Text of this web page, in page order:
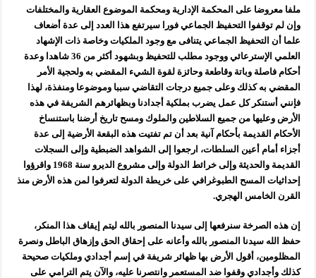
ملفا معروضا على المحكمة الإدارية ومحكمة الموضوع العقارية والمختلفات
وإن لم توقفوا التحفيظ الجماعي فورا سيرتفع هذا العدد إلى عدة أضعاف
علما أن التحفيظ الجماعي يتنافى مع وجود الملكيات وخاصة ذات الإشهاد
العلمي الإسترعائي ووجود مطلب للتحفيظ وبشهود أكثر من 36 شاهدا وعدة
أحكام فاصلة وباتة وقاطعة وحائزة لقوة الشيء المقضي به ولحجية الأمر
المقضي به كذلك وعلى جميع درجات التقاضي سببا وموضوعا ومنفذة، لهذا
فإنني أستنكر كل عمل يضرب بملكية أجدادنا وبظهائرهم الشريفة في هذه
الأرض وعليها من جميع السلاطين والملوك ومسح تاريخ أرضنا باستنساخ
الأحكام القديمة بأحكام آنية بعد أن تم تفتيت هذه البقعة الأرضية إلى عدة
أجزاء أمام أعين السلطات، ارجعوا إلى الشواهد الضبطية وإلى السجلات
القديمة والحديثة وإلى خرائط الدولة وإلى مشروع الديرو سنة 1968 واقرؤوا
إحداثيات المسح الطبوغرافي على خريطة الدولة لتعرفوا لمن هذه الأرض منذ
القرن الخامس الهجري.
إن هذه الصرخة سنرفعها إلى سيدنا المنصور بالله ليتم إيقاف هذا المنكر،
حفظ الله سيدنا المنصور بالله وأعانه على إحقاق الحق وإزهاق الباطل ونصرة
المظلومين، أقول الأرض بها ظهائر شريفة في إسم أجدادي وملكيات صحيحة
كذلك وأجدادي وقفوا ضد المستعمر وانتصرنا عليه، والآن يتم الترامي على